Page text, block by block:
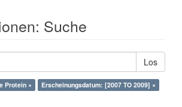
Suche
Los
Protein ×
Erscheinungsdatum: [2007 TO 2009] ×